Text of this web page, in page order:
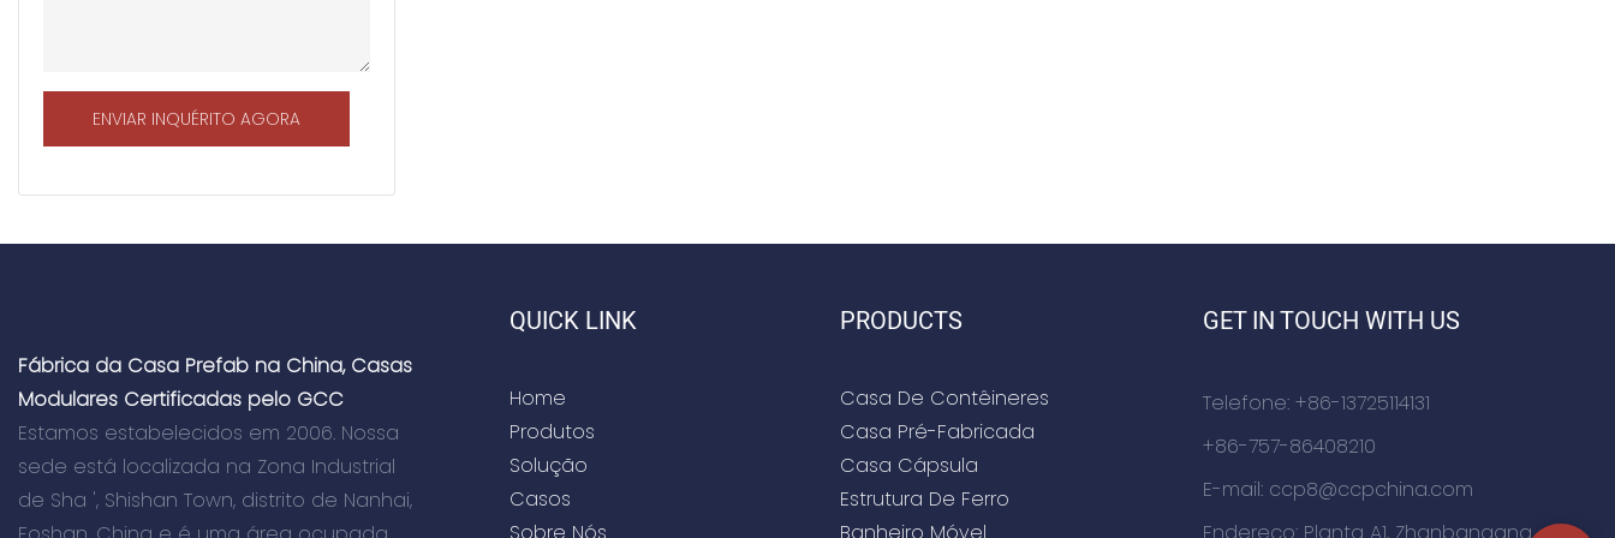
ENVIAR INQUÉRITO AGORA
Fábrica da Casa Prefab na China, Casas
Modulares Certificadas pelo GCC
Estamos estabelecidos em 2006. Nossa
sede está localizada na Zona Industrial
de Sha ', Shishan Town, distrito de Nanhai,
QUICK LINK
Home
Produtos
Solução
Casos
PRODUCTS
Casa De Contêineres
Casa Pré-Fabricada
Casa Cápsula
Estrutura De Ferro
GET IN TOUCH WITH US
Telefone: +86-13725114131
+86-757-86408210
E-mail: ccp8@ccpchina.com